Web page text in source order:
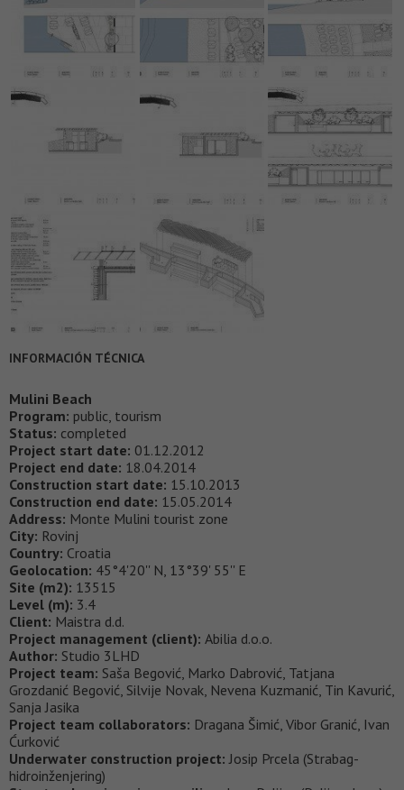
INFORMACIÓN TÉCNICA
Mulini Beach
Program: public, tourism
Status: completed
Project start date: 01.12.2012
Project end date: 18.04.2014
Construction start date: 15.10.2013
Construction end date: 15.05.2014
Address: Monte Mulini tourist zone
City: Rovinj
Country: Croatia
Geolocation: 45°4'20'' N, 13°39' 55'' E
Site (m2): 13515
Level (m): 3.4
Client: Maistra d.d.
Project management (client): Abilia d.o.o.
Author: Studio 3LHD
Project team: Saša Begović, Marko Dabrović, Tatjana
Grozdanić Begović, Silvije Novak, Nevena Kuzmanić, Tin Kavurić,
Sanja Jasika
Project team collaborators: Dragana Šimić, Vibor Granić, Ivan
Ćurković
Underwater construction project: Josip Prcela (Strabag-
hidroinženjering)